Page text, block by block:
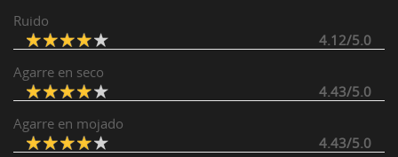
Ruido
4.12/5.0
Agarre en seco
4.43/5.0
Agarre en mojado
4.43/5.0